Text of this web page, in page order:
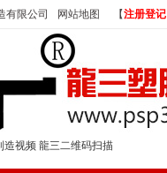
有限公司 网站地图 【注册登记
造视频 龍三二维码扫描